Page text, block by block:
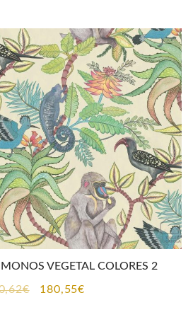
era:
182,70€.
es:
164,40€.
VEGETAL COLORES 2
€
El180,55€El